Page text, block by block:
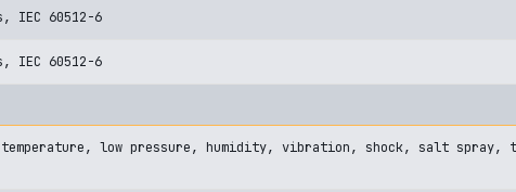
IEC 60512-6
IEC 60512-6
temperature, low pressure, humidity, vibration, shock, salt